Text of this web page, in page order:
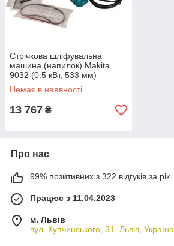
Стрічкова шліфувальна
машина (напилок) Makita
9032 (0.5 кВт, 533 мм)
Немає в наявності
13 767 ₴
Про нас
99% позитивних з 322 відгуків за рік
Працює з 11.04.2023
м. Львів
вул. Купчинського, 31, Львів, Україна